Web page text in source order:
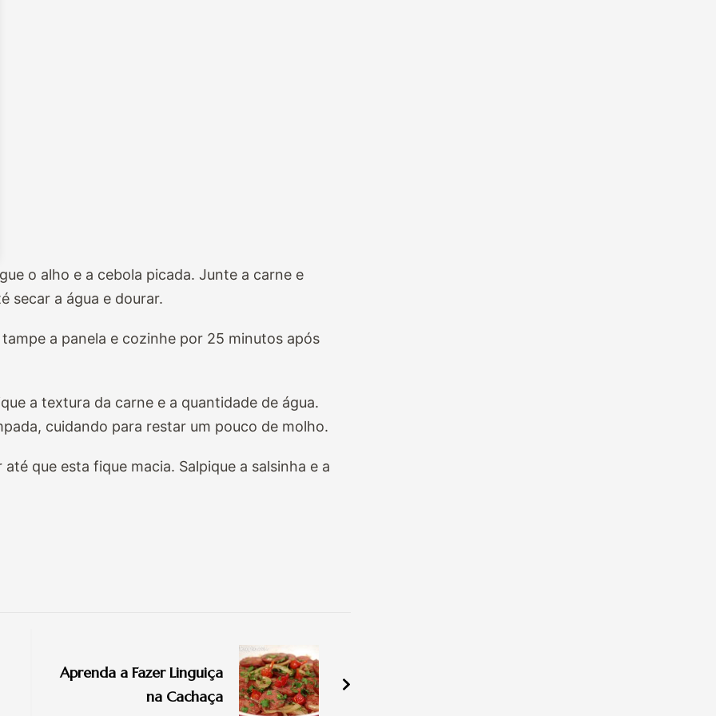
o alho e a cebola picada. Junte a carne e
secar a água e dourar.
a panela e cozinhe por 25 minutos após
a textura da carne e a quantidade de água.
cuidando para restar um pouco de molho.
que esta fique macia. Salpique a salsinha e a
Aprenda a Fazer Linguiça
na Cachaça